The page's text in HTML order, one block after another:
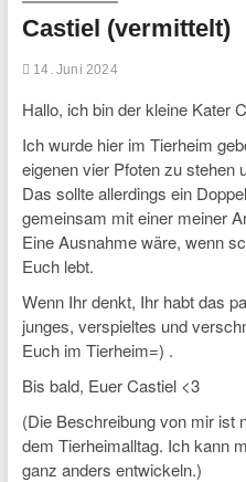
Castiel (vermittelt)
14. Juni 2024
Hallo, ich bin der kleine Kater
Ich wurde hier im Tierheim
eigenen vier Pfoten zu stehen
Das sollte allerdings ein
gemeinsam mit einer meiner
Eine Ausnahme wäre, wenn
Euch lebt.
Wenn Ihr denkt, Ihr habt das
junges, verspieltes und
Euch im Tierheim=) .
Bis bald, Euer Castiel <3
(Die Beschreibung von mir ist
dem Tierheimalltag. Ich kann
ganz anders entwickeln.)